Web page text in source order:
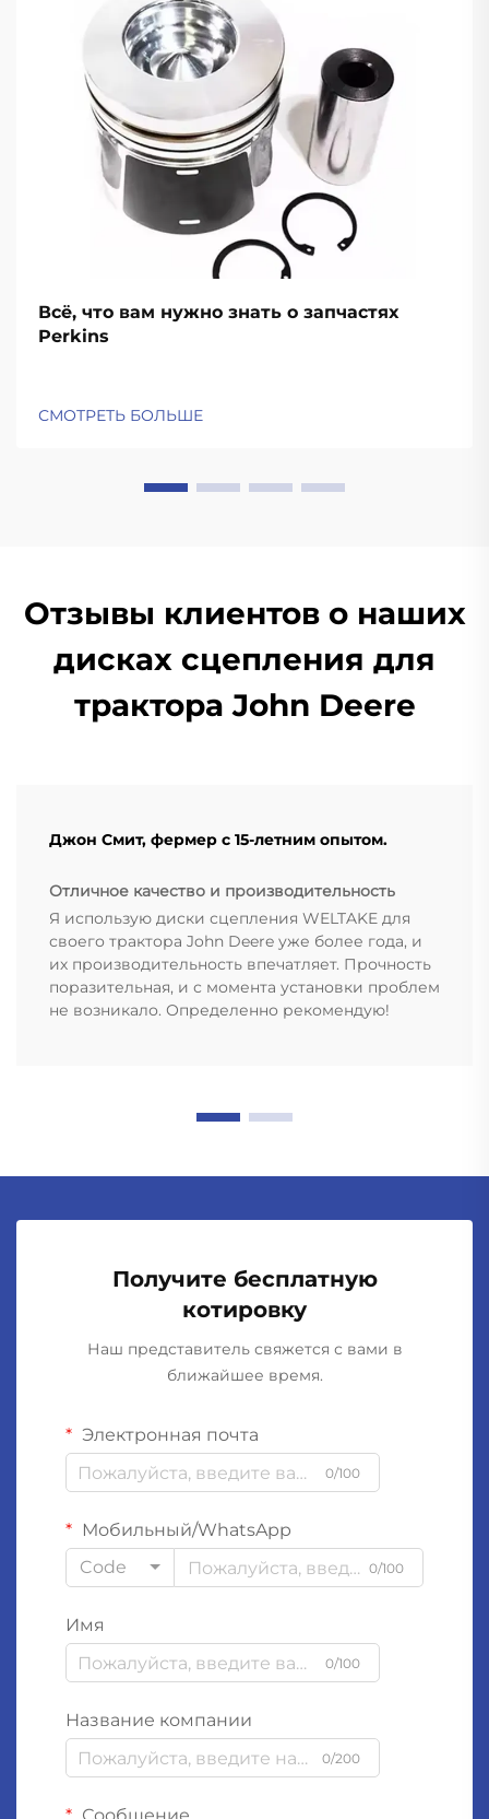
Всё, что вам нужно знать о запчастях
Perkins
СМОТРЕТЬ БОЛЬШЕ
Отзывы клиентов о наших
дисках сцепления для
трактора John Deere
Джон Смит, фермер с 15-летним опытом.
Отличное качество и производительность
Я использую диски сцепления WELTAKE для
своего трактора John Deere уже более года, и
их производительность впечатляет. Прочность
поразительная, и с момента установки проблем
не возникало. Определенно рекомендую!
Получите бесплатную
котировку
Наш представитель свяжется с вами в
ближайшее время.
Электронная почта
0/100
Мобильный/WhatsApp
Code
0/100
Имя
0/100
Название компании
0/200